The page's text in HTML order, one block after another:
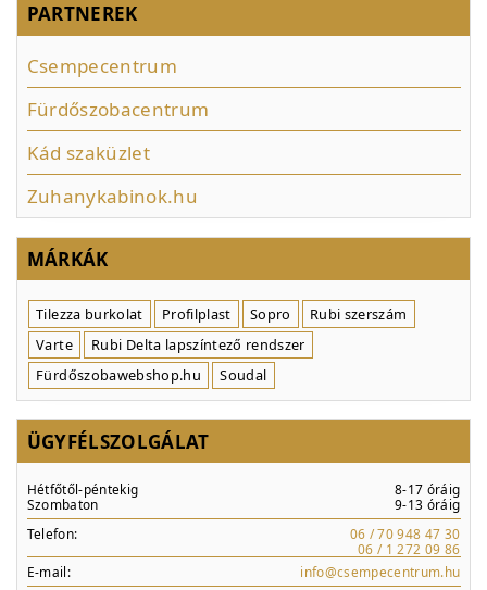
PARTNEREK
Csempecentrum
Fürdőszobacentrum
Kád szaküzlet
Zuhanykabinok.hu
MÁRKÁK
Tilezza burkolat Profilplast Sopro
Rubi szerszám
Varte
Rubi Delta lapszíntező rendszer
Fürdőszobawebshop.hu
Soudal
ÜGYFÉLSZOLGÁLAT
Hétfőtől-péntekig
8-17 óráig
Szombaton
9-13 óráig
Telefon:
06 / 70 948 47 30
06 / 1 272 09 86
E-mail:
info@csempecentrum.hu